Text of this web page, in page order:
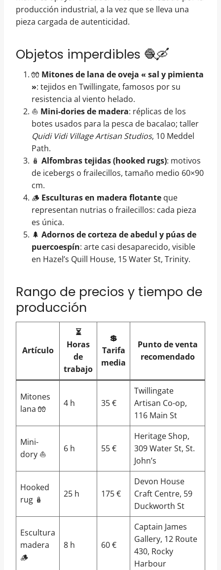
producción industrial, a la vez que se lleva una
pieza cargada de autenticidad.
Objetos imperdibles 🧶🛶
🧤 Mitones de lana de oveja « sal y pimienta
»: tejidos en Twillingate, famosos por su
resistencia al viento helado.
⛵ Mini-dories de madera: réplicas de los
botes usados para la pesca de bacalao; taller
Quidi Vidi Village Artisan Studios, 10 Meddel
Path.
🪆 Alfombras tejidas (hooked rugs): motivos
de icebergs o frailecillos, tamaño medio 60×90
cm.
🪵 Esculturas en madera flotante que
representan nutrias o frailecillos: cada pieza
es única.
🌲 Adornos de corteza de abedul y púas de
puercoespín: arte casi desaparecido, visible
en Hazel’s Quill House, 15 Water St, Trinity.
Rango de precios y tiempo de
producción
Artículo
⏳
Horas
de
trabajo
💲
Tarifa
media
Punto de venta
recomendado
Mitones
lana 🧤
4 h 35 €
Twillingate
Artisan Co-op,
116 Main St
Mini-
dory ⛵
6 h 55 €
Heritage Shop,
309 Water St, St.
John’s
Hooked
rug 🪆
25 h 175 €
Devon House
Craft Centre, 59
Duckworth St
Escultura
madera
🪵
8 h 60 €
Captain James
Gallery, 12 Route
430, Rocky
Harbour